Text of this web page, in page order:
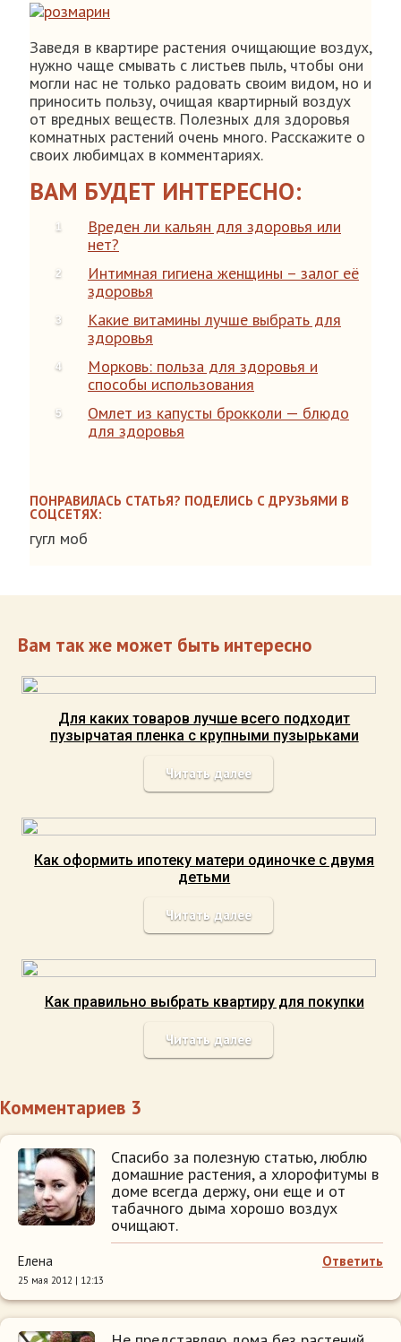
Заведя в квартире растения очищающие воздух,
нужно чаще смывать с листьев пыль, чтобы они
могли нас не только радовать своим видом, но и
приносить пользу, очищая квартирный воздух
от вредных веществ. Полезных для здоровья
комнатных растений очень много. Расскажите о
своих любимцах в комментариях.
ВАМ БУДЕТ ИНТЕРЕСНО:
Вреден ли кальян для здоровья или
нет?
Интимная гигиена женщины – залог её
здоровья
Какие витамины лучше выбрать для
здоровья
Морковь: польза для здоровья и
способы использования
Омлет из капусты брокколи — блюдо
для здоровья
ПОНРАВИЛАСЬ СТАТЬЯ? ПОДЕЛИСЬ С ДРУЗЬЯМИ В
СОЦСЕТЯХ:
гугл моб
Вам так же может быть интересно
Для каких товаров лучше всего подходит
пузырчатая пленка с крупными пузырьками
Читать далее
Как оформить ипотеку матери одиночке с двумя
детьми
Читать далее
Как правильно выбрать квартиру для покупки
Читать далее
Комментариев 3
Спасибо за полезную статью, люблю
домашние растения, а хлорофитумы в
доме всегда держу, они еще и от
табачного дыма хорошо воздух
очищают.
Ответить
Елена
25 мая 2012 | 12:13